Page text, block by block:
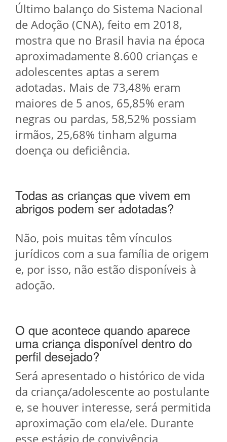
Último balanço do Sistema Nacional
de Adoção (CNA), feito em 2018,
mostra que no Brasil havia na época
aproximadamente 8.600 crianças e
adolescentes aptas a serem
adotadas. Mais de 73,48% eram
maiores de 5 anos, 65,85% eram
negras ou pardas, 58,52% possiam
irmãos, 25,68% tinham alguma
doença ou deficiência.
Todas as crianças que vivem em
abrigos podem ser adotadas?
Não, pois muitas têm vínculos
jurídicos com a sua família de origem
e, por isso, não estão disponíveis à
adoção.
O que acontece quando aparece
uma criança disponível dentro do
perfil desejado?
Será apresentado o histórico de vida
da criança/adolescente ao postulante
e, se houver interesse, será permitida
aproximação com ela/ele. Durante
esse estágio de convivência